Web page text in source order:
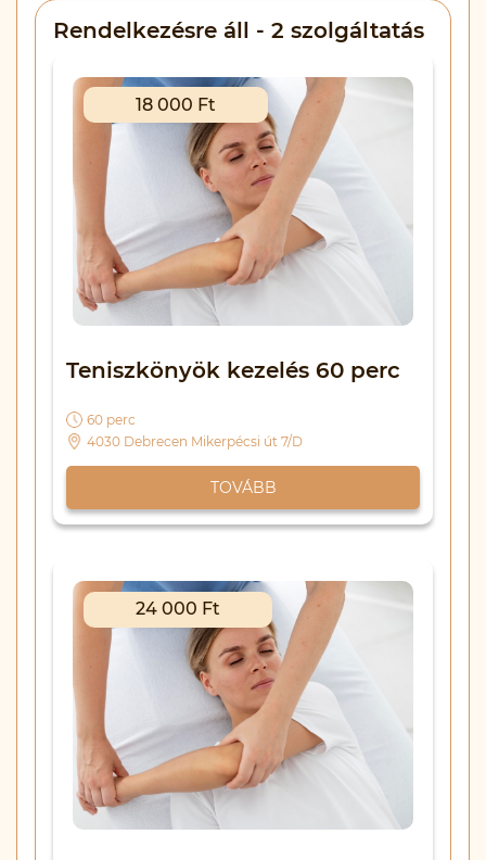
Rendelkezésre áll - 2 szolgáltatás
18 000 Ft
Teniszkönyök kezelés 60 perc
60 perc
4030 Debrecen Mikerpécsi út 7/D
TOVÁBB
24 000 Ft